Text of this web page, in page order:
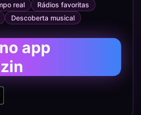
real
Rádios favoritas
Descoberta musical
app